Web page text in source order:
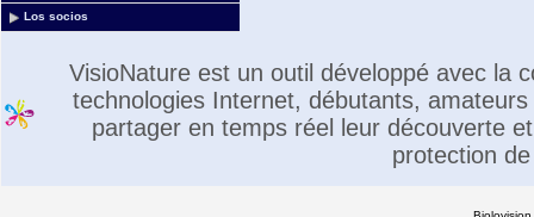
Los socios
VisioNature est un outil développé avec la
technologies Internet, débutants,
partager en temps réel leur découverte
protection